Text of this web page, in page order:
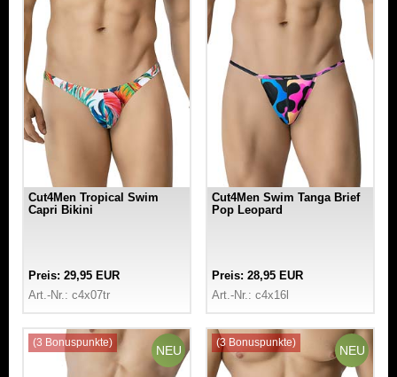
Cut4Men Tropical Swim
Capri Bikini
Preis: 29,95 EUR
Art.-Nr.: c4x07tr
Cut4Men Swim Tanga Brief
Pop Leopard
Preis: 28,95 EUR
Art.-Nr.: c4x16l
NEU
(3 Bonuspunkte)
NEU
(3 Bonuspunkte)